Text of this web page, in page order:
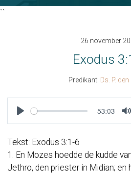
``
26 november
Exodus
Predikant: Ds. P.
Play
53:03
Tekst: Exodus 3:1-6
1. En Mozes hoedde de kudde
Jethro, den priester in Midian; en